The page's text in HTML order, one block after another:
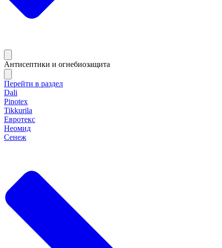
Антисептики и огнебиозащита
Перейти в раздел
Dali
Pinotex
Tikkurila
Евротекс
Неомид
Сенеж